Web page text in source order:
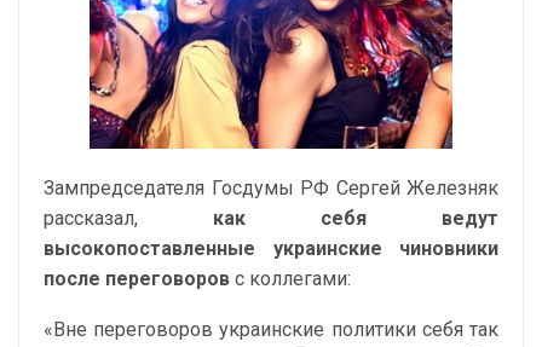
Зампредседателя Госдумы РФ Сергей Железняк
рассказал, как себя ведут
высокопоставленные украинские чиновники
после переговоров с коллегами:
«Вне переговоров украинские политики себя так